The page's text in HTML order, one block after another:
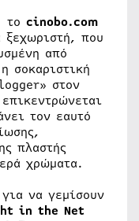
το cinobo.com
ξεχωριστή, που
από
σοκαριστική
στον
επικεντρώνεται
τον εαυτό
πλαστής
χρώματα.
να γεμίσουν
in the Net